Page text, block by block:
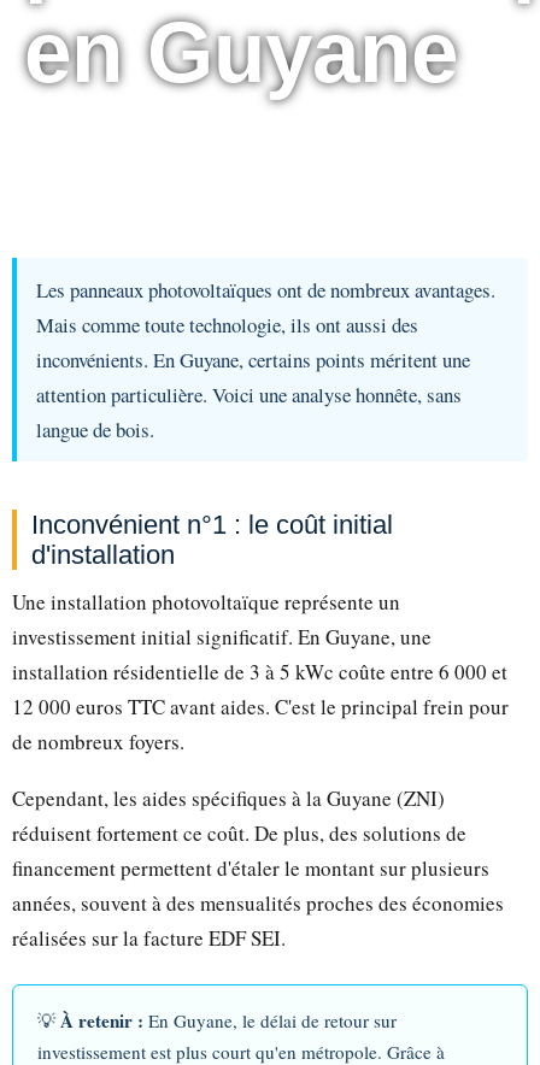
en Guyane
Les panneaux photovoltaïques ont de nombreux avantages.
Mais comme toute technologie, ils ont aussi des
inconvénients. En Guyane, certains points méritent une
attention particulière. Voici une analyse honnête, sans
langue de bois.
Inconvénient n°1 : le coût initial
d'installation
Une installation photovoltaïque représente un
investissement initial significatif. En Guyane, une
installation résidentielle de 3 à 5 kWc coûte entre 6 000 et
12 000 euros TTC avant aides. C'est le principal frein pour
de nombreux foyers.
Cependant, les aides spécifiques à la Guyane (ZNI)
réduisent fortement ce coût. De plus, des solutions de
financement permettent d'étaler le montant sur plusieurs
années, souvent à des mensualités proches des économies
réalisées sur la facture EDF SEI.
💡 À retenir : En Guyane, le délai de retour sur
investissement est plus court qu'en métropole. Grâce à